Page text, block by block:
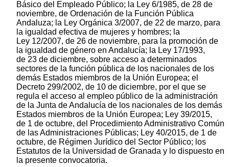
Básico del Empleado Público; la Ley 6/1985, de 28 de
noviembre, de Ordenación de la Función Pública
Andaluza; la Ley Orgánica 3/2007, de 22 de marzo, para
la igualdad efectiva de mujeres y hombres; la
Ley 12/2007, de 26 de noviembre, para la promoción de
la igualdad de género en Andalucía; la Ley 17/1993,
de 23 de diciembre, sobre acceso a determinados
sectores de la función pública de los nacionales de los
demás Estados miembros de la Unión Europea; el
Decreto 299/2002, de 10 de diciembre, por el que se
regula el acceso al empleo público de la administración
de la Junta de Andalucía de los nacionales de los demás
Estados miembros de la Unión Europea; Ley 39/2015,
de 1 de octubre, del Procedimiento Administrativo Común
de las Administraciones Públicas; Ley 40/2015, de 1 de
octubre, de Régimen Jurídico del Sector Público; los
Estatutos de la Universidad de Granada y lo dispuesto en
la presente convocatoria.